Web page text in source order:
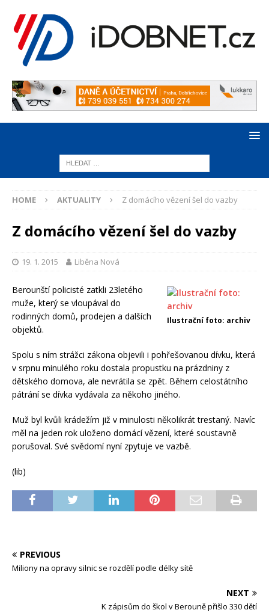
HOME AKTUALITY Z domácího vězení šel do vazby
Z domácího vězení šel do vazby
19. 1. 2015 Liběna Nová
Ilustrační foto: archiv
Berounští policisté zatkli 23letého
muže, který se vloupával do
rodinných domů, prodejen a dalších
objektů.
Spolu s ním strážci zákona objevili i pohřešovanou dívku, která
v srpnu minulého roku dostala propustku na prázdniny z
dětského domova, ale nevrátila se zpět. Během celostátního
pátrání se dívka vydávala za někoho jiného.
Muž byl kvůli krádežím již v minulosti několikrát trestaný. Navíc
měl na jeden rok uloženo domácí vězení, které soustavně
porušoval. Své svědomí nyní zpytuje ve vazbě.
(lib)
PREVIOUS
Miliony na opravy silnic se rozdělí podle délky sítě
NEXT
K zápisům do škol v Berouně přišlo 330 dětí